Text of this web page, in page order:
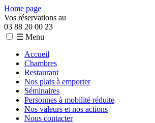
Home page
Vos réservations au
03 88 20 00 23
☰ Menu
Accueil
Chambres
Restaurant
Nos plats à emporter
Séminaires
Personnes à mobilité réduite
Nos valeurs et nos actions
Nous contacter